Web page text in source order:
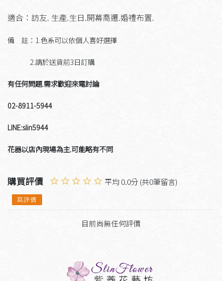
適合：訪友. 生產.生日.開幕喬遷.婚禮布置.
備 註：1.色系可以依個人喜好選擇
2.請於送貨前3日訂購
有任何問題.需求歡迎來電討論
02-8911-5944
LINE:slin5944
花器以店內現場為主.可能略有不同
購買評價 平均 0.0分 (共0筆留言)
寫評價
目前尚無任何評價